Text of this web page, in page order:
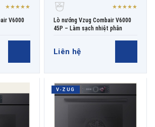
★★★★★
V6000
★★★★★
Lò nướng Vzug Combair V6000
45P – Làm sạch nhiệt phân
Liên hệ
V-ZUG